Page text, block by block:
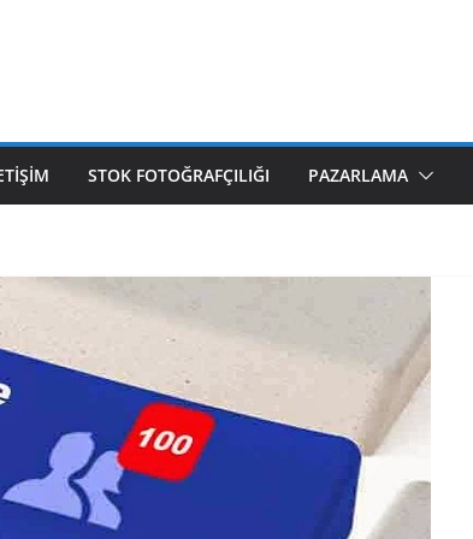
STOK FOTOĞRAFÇILIĞI PAZARLAMA